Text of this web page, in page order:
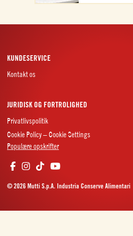
KUNDESERVICE
Kontakt os
JURIDISK OG FORTROLIGHED
Privatlivspolitik
Cookie Policy – Cookie Settings
Populære opskrifter
© 2026 Mutti S.p.A. Industria Conserve Alimentari